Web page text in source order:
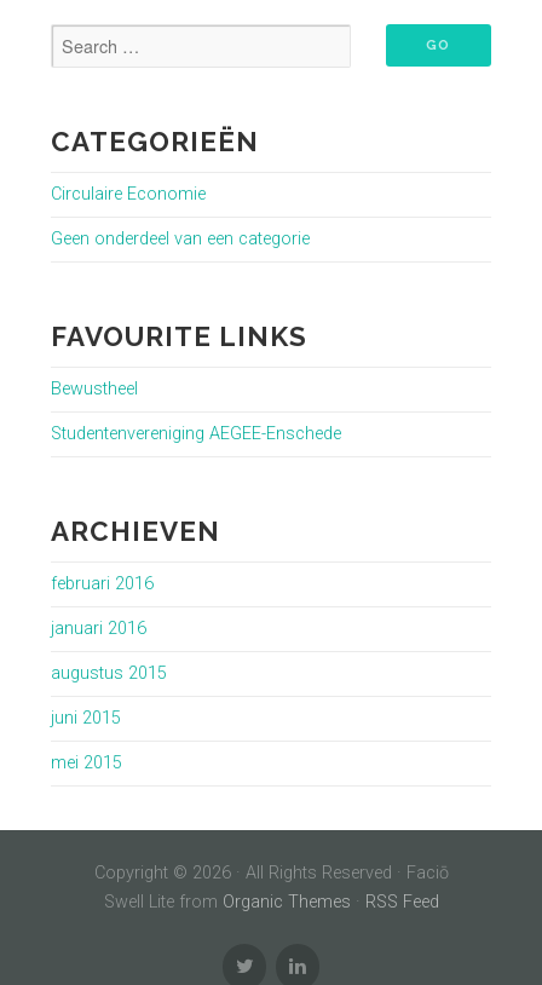
CATEGORIEËN
Circulaire Economie
Geen onderdeel van een categorie
FAVOURITE LINKS
Bewustheel
Studentenvereniging AEGEE-Enschede
ARCHIEVEN
februari 2016
januari 2016
augustus 2015
juni 2015
mei 2015
Copyright © 2026 · All Rights Reserved · Faciō
Swell Lite from Organic Themes · RSS Feed